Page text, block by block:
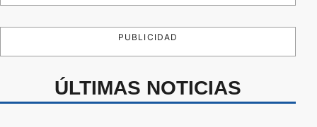
PUBLICIDAD
ÚLTIMAS NOTICIAS